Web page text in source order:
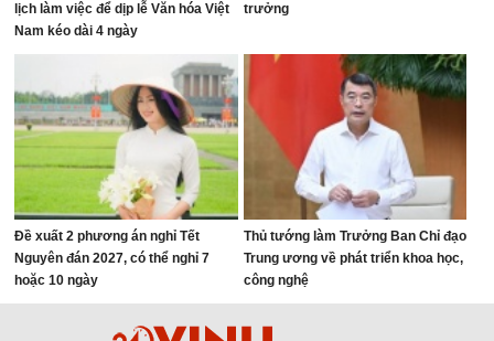
lịch làm việc để dịp lễ Văn hóa Việt
Nam kéo dài 4 ngày
trưởng
Đề xuất 2 phương án nghỉ Tết
Nguyên đán 2027, có thể nghỉ 7
hoặc 10 ngày
Thủ tướng làm Trưởng Ban Chỉ đạo
Trung ương về phát triển khoa học,
công nghệ